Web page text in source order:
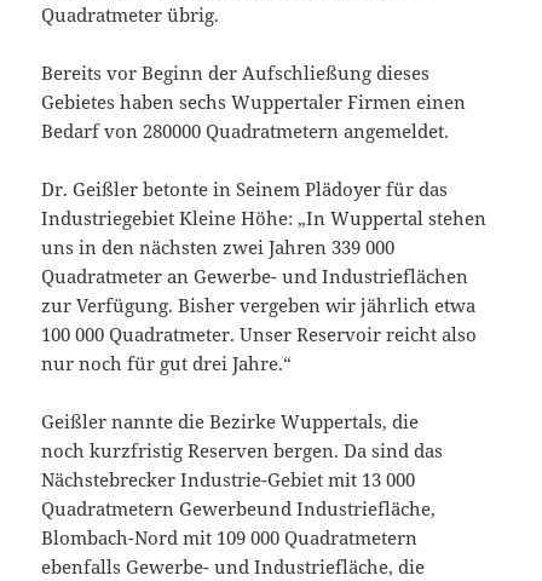
Quadratmeter übrig.
Bereits vor Beginn der Aufschließung dieses
Gebietes haben sechs Wuppertaler Firmen einen
Bedarf von 280000 Quadratmetern angemeldet.
Dr. Geißler betonte in Seinem Plädoyer für das
Industriegebiet Kleine Höhe: „In Wuppertal stehen
uns in den nächsten zwei Jahren 339 000
Quadratmeter an Gewerbe- und Industrieflächen
zur Verfügung. Bishervergeben wir jährlich etwa
100 000 Quadratmeter. Unser Reservoir reicht also
nurnoch für gut drei Jahre.“
Geißler nannte die Bezirke Wuppertals, die
nochkurzfristig Reserven bergen.Da sind das
NächstebreckerIndustrie-Gebiet mit 13 000
Quadratmetern Gewerbeund Industriefläche,
Blombach-Nord mit 109 000 Quadratmetern
ebenfalls Gewerbe- und Industriefläche, die